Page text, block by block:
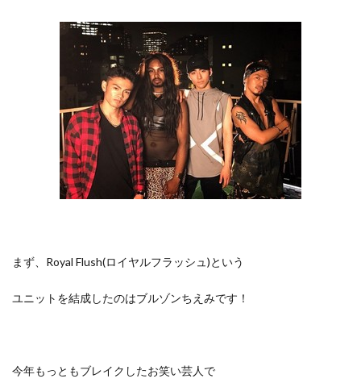
まず、 Royal Flush(ロイヤルフラッシュ)という
ユニットを結成したのはブルゾンちえみです！
今年もっともブレイクしたお笑い芸人で